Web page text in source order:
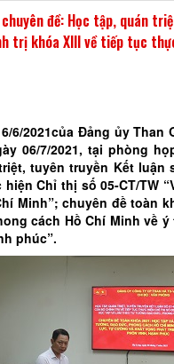
đề: Học tập, quán
trị khóa XIII về tiếp tục
6/2021của Đảng ủy
06/7/2021, tại phòng
tuyên truyền Kết luận
Chỉ thị số 05-CT/TW
Minh”; chuyên đề toàn
cách Hồ Chí Minh về
phúc”.